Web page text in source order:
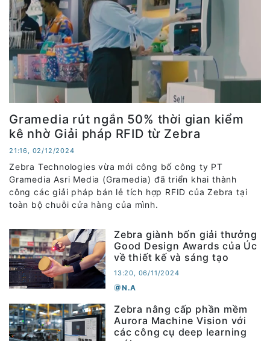
Gramedia rút ngắn 50% thời gian kiểm
kê nhờ Giải pháp RFID từ Zebra
21:16, 02/12/2024
Zebra Technologies vừa mới công bố công ty PT
Gramedia Asri Media (Gramedia) đã triển khai thành
công các giải pháp bán lẻ tích hợp RFID của Zebra tại
toàn bộ chuỗi cửa hàng của mình.
Zebra giành bốn giải thưởng
Good Design Awards của Úc
về thiết kế và sáng tạo
13:20, 06/11/2024
N.A
Zebra nâng cấp phần mềm
Aurora Machine Vision với
các công cụ deep learning